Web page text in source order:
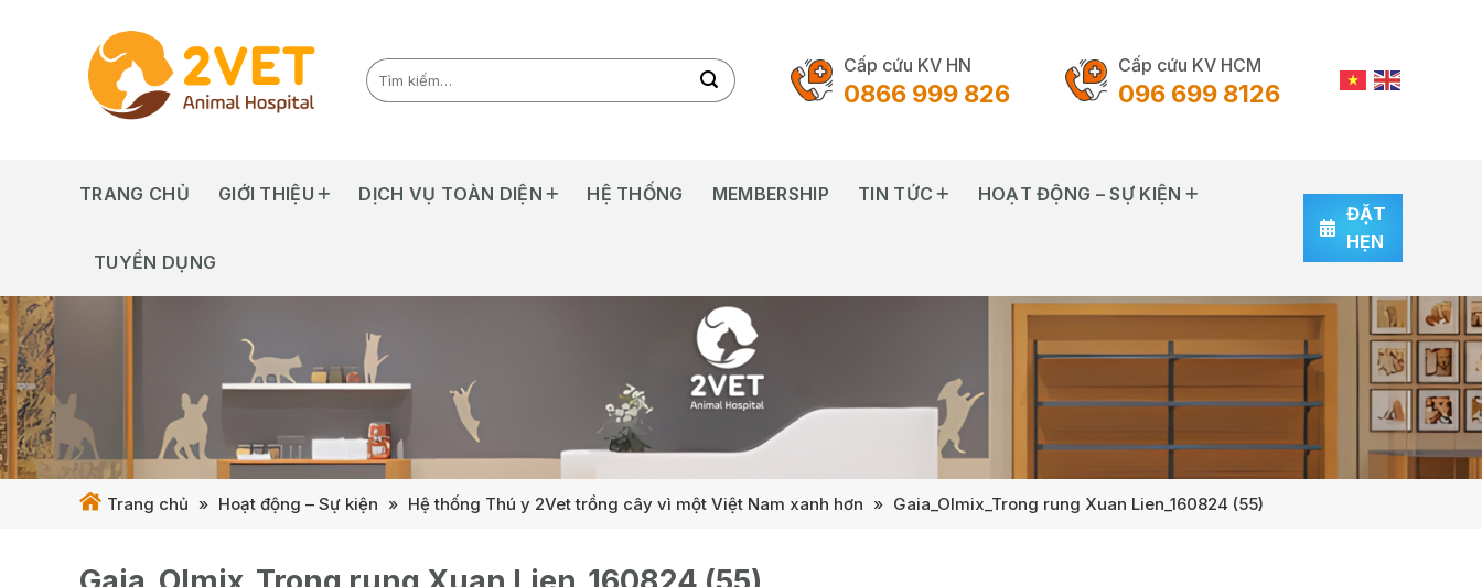
Cấp cứu KV HN
0866 999 826
Cấp cứu KV HCM
096 699 8126
TRANG CHỦ GIỚI THIỆU DỊCH VỤ TOÀN DIỆN HỆ THỐNG MEMBERSHIP TIN TỨC HOẠT ĐỘNG – SỰ KIỆN
TUYỂN DỤNG
ĐẶT
HẸN
Trang chủ » Hoạt động – Sự kiện » Hệ thống Thú y 2Vet trồng cây vì một Việt Nam xanh hơn » Gaia_Olmix_Trong rung Xuan Lien_160824 (55)